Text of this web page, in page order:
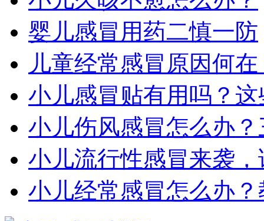
婴儿感冒用药二慎一防
儿童经常感冒原因何
小儿感冒贴有用吗？
小儿伤风感冒怎么办
小儿流行性感冒来袭
小儿经常感冒怎么办